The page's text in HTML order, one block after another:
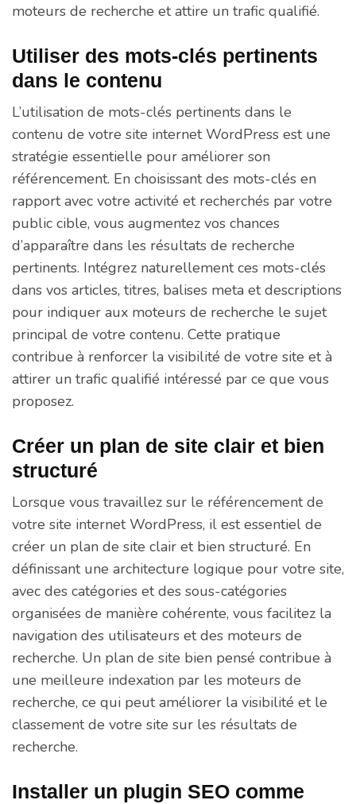
moteurs de recherche et attire un trafic qualifié.
Utiliser des mots-clés pertinents
dans le contenu
L’utilisation de mots-clés pertinents dans le
contenu de votre site internet WordPress est une
stratégie essentielle pour améliorer son
référencement. En choisissant des mots-clés en
rapport avec votre activité et recherchés par votre
public cible, vous augmentez vos chances
d’apparaître dans les résultats de recherche
pertinents. Intégrez naturellement ces mots-clés
dans vos articles, titres, balises meta et descriptions
pour indiquer aux moteurs de recherche le sujet
principal de votre contenu. Cette pratique
contribue à renforcer la visibilité de votre site et à
attirer un trafic qualifié intéressé par ce que vous
proposez.
Créer un plan de site clair et bien
structuré
Lorsque vous travaillez sur le référencement de
votre site internet WordPress, il est essentiel de
créer un plan de site clair et bien structuré. En
définissant une architecture logique pour votre site,
avec des catégories et des sous-catégories
organisées de manière cohérente, vous facilitez la
navigation des utilisateurs et des moteurs de
recherche. Un plan de site bien pensé contribue à
une meilleure indexation par les moteurs de
recherche, ce qui peut améliorer la visibilité et le
classement de votre site sur les résultats de
recherche.
Installer un plugin SEO comme